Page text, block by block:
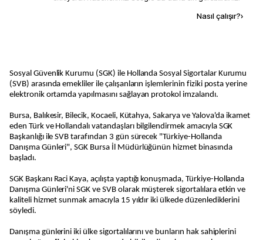
Nasıl çalışır?›
Sosyal Güvenlik Kurumu (SGK) ile Hollanda Sosyal Sigortalar Kurumu
(SVB) arasında emekliler ile çalışanların işlemlerinin fiziki posta yerine
elektronik ortamda yapılmasını sağlayan protokol imzalandı.
Bursa, Balıkesir, Bilecik, Kocaeli, Kütahya, Sakarya ve Yalova'da ikamet
eden Türk ve Hollandalı vatandaşları bilgilendirmek amacıyla SGK
Başkanlığı ile SVB tarafından 3 gün sürecek "Türkiye-Hollanda
Danışma Günleri", SGK Bursa İl Müdürlüğünün hizmet binasında
başladı.
SGK Başkanı Raci Kaya, açılışta yaptığı konuşmada, Türkiye-Hollanda
Danışma Günleri'ni SGK ve SVB olarak müşterek sigortalılara etkin ve
kaliteli hizmet sunmak amacıyla 15 yıldır iki ülkede düzenlediklerini
söyledi.
Danışma günlerini iki ülke sigortalılarını ve bunların hak sahiplerini